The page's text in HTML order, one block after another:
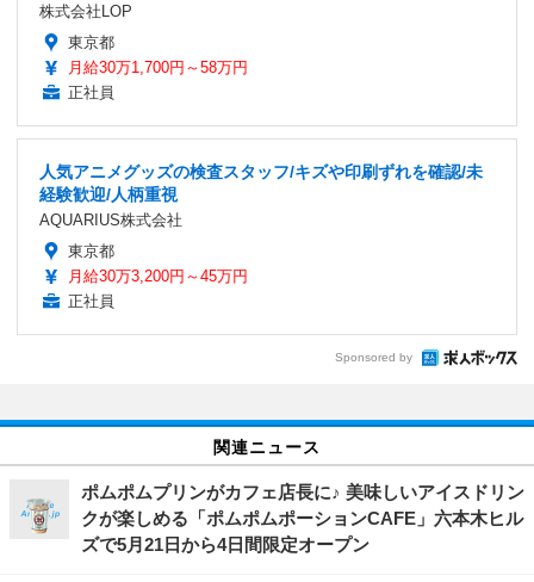
株式会社LOP
東京都
月給30万1,700円～58万円
正社員
人気アニメグッズの検査スタッフ/キズや印刷ずれを確認/未
経験歓迎/人柄重視
AQUARIUS株式会社
東京都
月給30万3,200円～45万円
正社員
Sponsored by
関連ニュース
ポムポムプリンがカフェ店長に♪ 美味しいアイスドリン
クが楽しめる「ポムポムポーションCAFE」六本木ヒル
ズで5月21日から4日間限定オープン